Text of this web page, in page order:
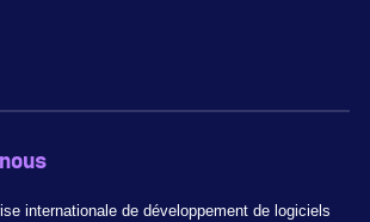
internationale de développement de logiciels